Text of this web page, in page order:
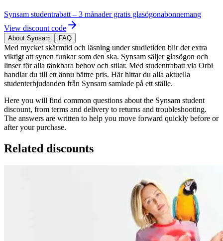
Synsam studentrabatt – 3 månader gratis glasögonabonnemang
View discount code
About Synsam FAQ
Med mycket skärmtid och läsning under studietiden blir det extra
viktigt att synen funkar som den ska. Synsam säljer glasögon och
linser för alla tänkbara behov och stilar. Med studentrabatt via Orbi
handlar du till ett ännu bättre pris. Här hittar du alla aktuella
studenterbjudanden från Synsam samlade på ett ställe.
Here you will find common questions about the Synsam student
discount, from terms and delivery to returns and troubleshooting.
The answers are written to help you move forward quickly before or
after your purchase.
Related discounts